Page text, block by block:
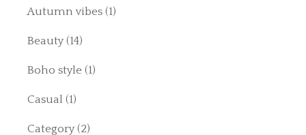
Autumn vibes (1)
Beauty (14)
Boho style (1)
Casual (1)
Category (2)